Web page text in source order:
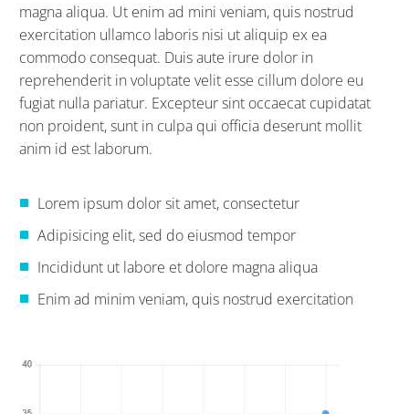
magna aliqua. Ut enim ad mini veniam, quis nostrud
exercitation ullamco laboris nisi ut aliquip ex ea
commodo consequat. Duis aute irure dolor in
reprehenderit in voluptate velit esse cillum dolore eu
fugiat nulla pariatur. Excepteur sint occaecat cupidatat
non proident, sunt in culpa qui officia deserunt mollit
anim id est laborum.
Lorem ipsum dolor sit amet, consectetur
Adipisicing elit, sed do eiusmod tempor
Incididunt ut labore et dolore magna aliqua
Enim ad minim veniam, quis nostrud exercitation